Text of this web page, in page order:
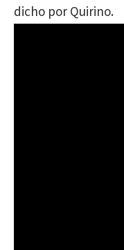
dicho por Quirino.